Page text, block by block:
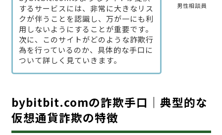
男性相談員
するサービスには、非常に大きなリス
クが伴うことを認識し、万が一にも利
用しないようにすることが重要です。
次に、このサイトがどのような詐欺行
為を行っているのか、具体的な手口に
ついて詳しく見ていきます。
bybitbit.comの詐欺手口｜典型的な
仮想通貨詐欺の特徴